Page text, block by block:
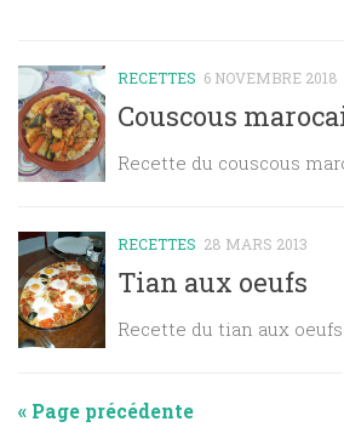
RECETTES 6 NOVEMBRE 2018
Couscous
Recette du couscous
RECETTES 28 MARS 2013
Tian aux oeufs
Recette du tian aux oeufs
« Page précédente